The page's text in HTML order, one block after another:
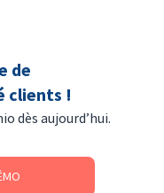
de
clients !
dès aujourd’hui.